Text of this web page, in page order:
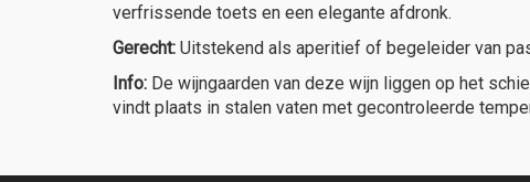
verfrissende toets en een elegante afdronk.
Gerecht: Uitstekend als aperitief of begeleider van
Info: De wijngaarden van deze wijn liggen op het
vindt plaats in stalen vaten met gecontroleerde